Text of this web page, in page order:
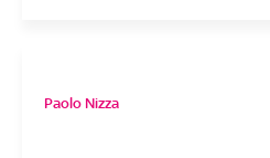
Paolo Nizza